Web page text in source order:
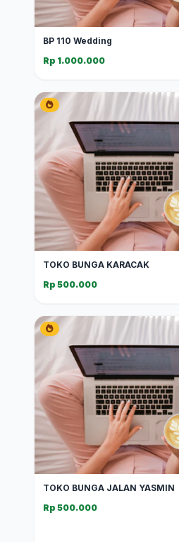
BP 110 Wedding
Rp 1.000.000
TOKO BUNGA KARACAK
Rp 500.000
TOKO BUNGA JALAN YASMIN
Rp 500.000